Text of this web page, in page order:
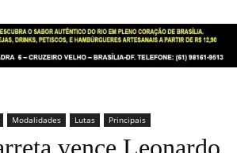
Modalidades Lutas Principais